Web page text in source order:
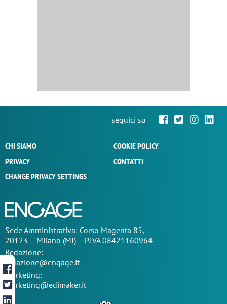
seguici su
CHI SIAMO
COOKIE POLICY
PRIVACY
CONTATTI
CHANGE PRIVACY SETTINGS
SedeAmministrativa: Corso Magenta 85,
20123 – Milano (MI) – P.IVA 08421160964
Redazione:
redazione@engage.it
Marketing:
marketing@edimaker.it